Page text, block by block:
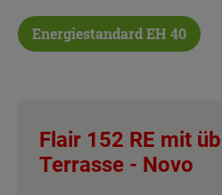
Energiestandard EH 40
Flair 152 RE mit
Terrasse - Novo